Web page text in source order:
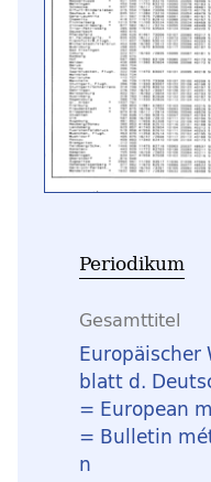
Periodikum
Gesamttitel
blatt d.
= European
= Bulletin
n